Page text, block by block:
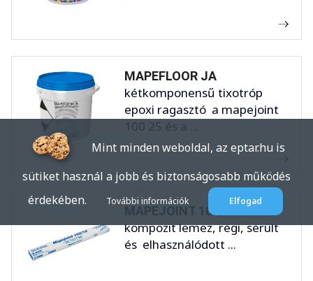
MAPEFLOOR JA
kétkomponensű tixotróp
epoxi ragasztó a mapejoint
100 25 és a ...
MAPEJOINT 100/12
kompozit lemez, régi, sérült
és elhasználódott ...
Mint minden weboldal, az eptar.hu is
sütiket használ a jobb és biztonságosabb működés
érdekében.
További információk Elfogad